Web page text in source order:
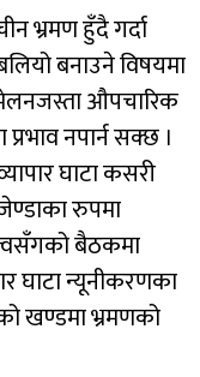
भ्रमण हुँदै गर्दा
बनाउने विषयमा
औपचारिक
प्रभाव नपार्न सक्छ ।
घाटा कसरी
रुपमा
बैठकमा
घाटा न्यूनीकरणका
खण्डमा भ्रमणको